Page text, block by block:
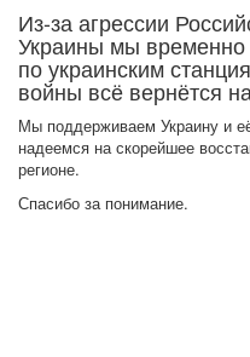
Из-за агрессии
Украины мы
по украинским
войны всё вернётся
Мы поддерживаем Украину и
надеемся на скорейшее
регионе.
Спасибо за понимание.